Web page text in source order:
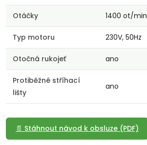
Otáčky 1400 ot/min
Typ motoru 230V, 50Hz
Otočná rukojeť ano
Protiběžné stříhací
lišty
ano
📄 Stáhnout návod k obsluze (PDF)